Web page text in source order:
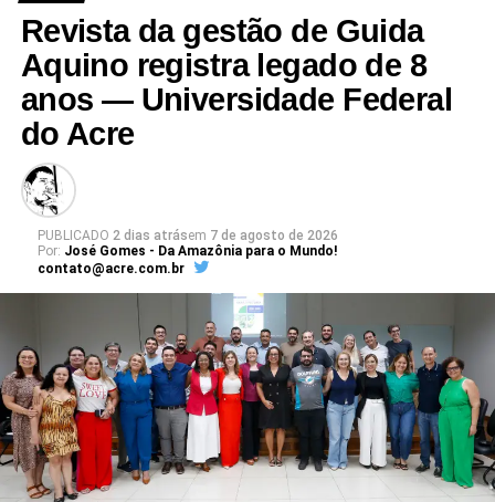
Revista da gestão de Guida
Aquino registra legado de 8
anos — Universidade Federal
do Acre
PUBLICADO 2 dias atrásem 7 de agosto de 2026
Por: José Gomes - Da Amazônia para o Mundo!
contato@acre.com.br